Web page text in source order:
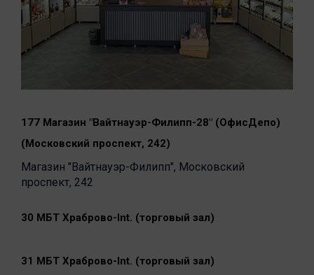
177 Магазин "Вайтнауэр-Филипп-28" (ОфисДепо)
(Московский проспект, 242)
Магазин "Вайтнауэр-Филипп", Московский
проспект, 242
30 МБТ Храброво-Int. (торговый зал)
31 МБТ Храброво-Int. (торговый зал)